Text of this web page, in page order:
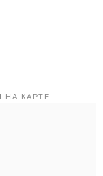
НА КАРТЕ